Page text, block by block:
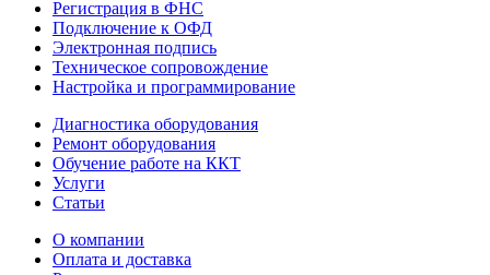
Регистрация в ФНС
Подключение к ОФД
Электронная подпись
Техническое сопровождение
Настройка и программирование
Диагностика оборудования
Ремонт оборудования
Обучение работе на ККТ
Услуги
Статьи
О компании
Оплата и доставка